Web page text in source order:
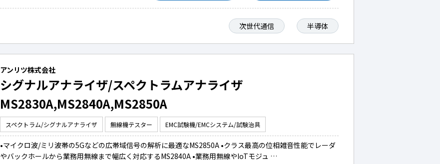
次世代通信 半導体
アンリツ株式会社
シグナルアナライザ/スペクトラムアナライザ
MS2830A,MS2840A,MS2850A
スペクトラム/シグナルアナライザ 無線機テスター EMC試験機/EMCシステム/試験治具
•マイクロ波/ミリ波帯の5Gなどの広帯域信号の解析に最適なMS2850A •クラス最高の位相雑音性能でレーダ
やバックホールから業務用無線まで幅広く対応するMS2840A •業務用無線やIoTモジュ …